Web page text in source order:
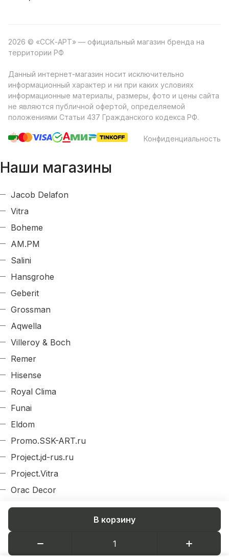
В корзину
2026 © «ССК-АРТ» — официальный магазин бренда на
территории РФ
Данный интернет-магазин носит исключительно
информационный характер и ни при каких условиях
информационные материалы, размеры, фото и цены сайта
не являются публичной офертой, определяемой
положениями Статьи 437 Гражданского кодекса РФ.
Конфиденциальность
Наши магазины
Jacob Delafon
Vitra
Boheme
AM.PM
Salini
Hansgrohe
Geberit
Grossman
Aqwella
Villeroy & Boch
Remer
Hisense
Royal Clima
Funai
Eldom
Promo.SSK-ART.ru
Project.jd-rus.ru
Project.Vitra
Orac Decor
Evroplast